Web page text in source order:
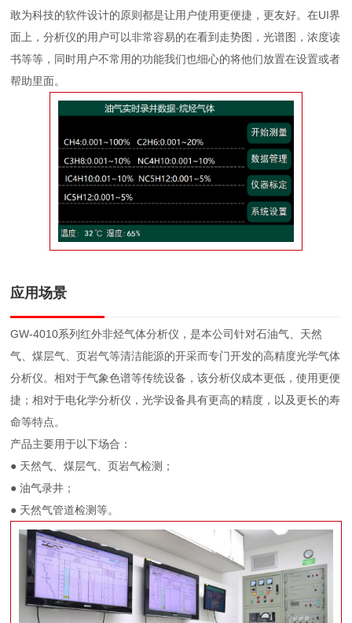
敢为科技的软件设计的原则都是让用户使用更便捷，更友好。在UI界
面上，分析仪的用户可以非常容易的在看到走势图，光谱图，浓度读
书等等，同时用户不常用的功能我们也细心的将他们放置在设置或者
帮助里面。
应用场景
GW-4010系列红外非烃气体分析仪，是本公司针对石油气、天然
气、煤层气、页岩气等清洁能源的开采而专门开发的高精度光学气体
分析仪。相对于气象色谱等传统设备，该分析仪成本更低，使用更便
捷；相对于电化学分析仪，光学设备具有更高的精度，以及更长的寿
命等特点。
产品主要用于以下场合：
● 天然气、煤层气、页岩气检测；
● 油气录井；
● 天然气管道检测等。